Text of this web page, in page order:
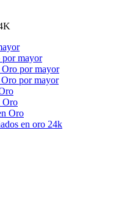
por mayor
Oro por mayor
Oro por mayor
Oro
Oro
en oro 24k